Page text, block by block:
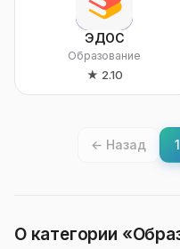
ЭДОС
Образование
★ 2.10
← Назад 1
О категории